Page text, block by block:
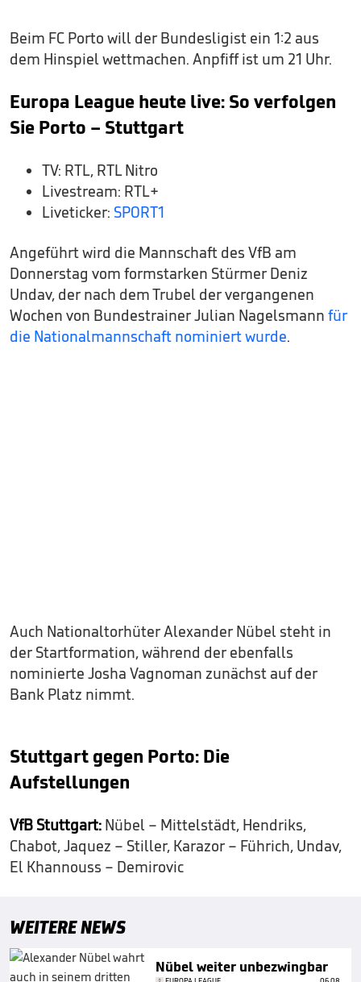
Beim FC Porto will der Bundesligist ein 1:2 aus
dem Hinspiel wettmachen. Anpfiff ist um 21 Uhr.
Europa League heute live: So verfolgen
Sie Porto – Stuttgart
TV: RTL, RTL Nitro
Livestream: RTL+
Liveticker: SPORT1
Angeführt wird die Mannschaft des VfB am
Donnerstag vom formstarken Stürmer Deniz
Undav, der nach dem Trubel der vergangenen
Wochen von Bundestrainer Julian Nagelsmann für
die Nationalmannschaft nominiert wurde.
Auch Nationaltorhüter Alexander Nübel steht in
der Startformation, während der ebenfalls
nominierte Josha Vagnoman zunächst auf der
Bank Platz nimmt.
Stuttgart gegen Porto: Die
Aufstellungen
VfB Stuttgart: Nübel – Mittelstädt, Hendriks,
Chabot, Jaquez – Stiller, Karazor – Führich, Undav,
El Khannouss – Demirovic
WEITERE NEWS
Nübel weiter unbezwingbar